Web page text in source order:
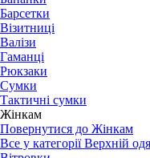
Барсетки
Візитниці
Валізи
Гаманці
Рюкзаки
Сумки
Тактичні сумки
Жінкам
Повернутися до Жінкам
Все у категорії Верхній